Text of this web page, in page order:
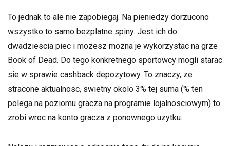
To jednak to ale nie zapobiegaj. Na pieniedzy dorzucono
wszystko to samo bezplatne spiny. Jest ich do
dwadziescia piec i mozesz mozna je wykorzystac na grze
Book of Dead. Do tego konkretnego sportowcy mogli starac
sie w sprawie cashback depozytowy. To znaczy, ze
stracone aktualnosc, swietny okolo 3% tej suma (% ten
polega na poziomu gracza na programie lojalnosciowym) to
zrobi wroc na konto gracza z ponownego uzytku.